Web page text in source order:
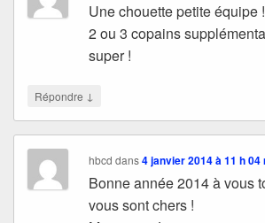
Une chouette petite équipe !
2 ou 3 copains
super !
Répondre ↓
hbcd dans4 janvier 2014 à 11 h 04
Bonne année 2014 à vous
vous sont chers !